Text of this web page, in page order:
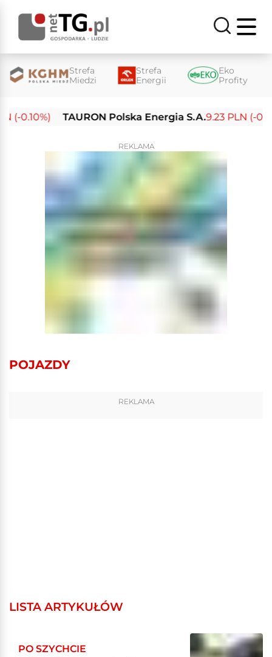
Strefa
Miedzi
Strefa
Energii
Eko
Profity
(-0.10%) TAURON Polska Energia S.A.9.23 PLN (-
REKLAMA
POJAZDY
REKLAMA
LISTA ARTYKUŁÓW
PO SZYCHCIE